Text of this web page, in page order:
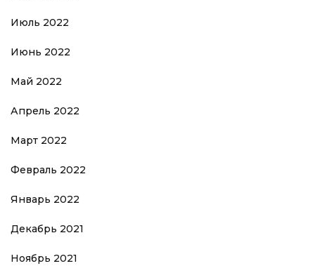
Июль 2022
Июнь 2022
Май 2022
Апрель 2022
Март 2022
Февраль 2022
Январь 2022
Декабрь 2021
Ноябрь 2021